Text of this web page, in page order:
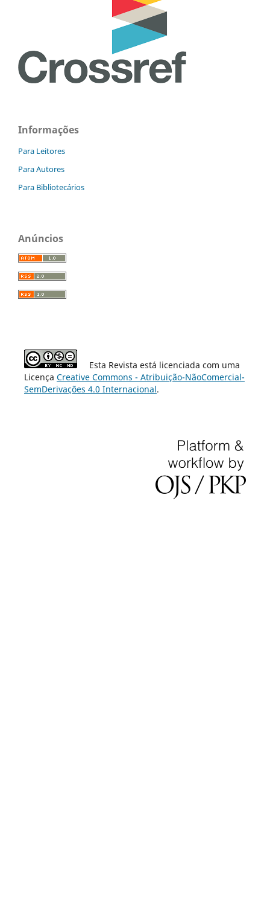
Informações
Para Leitores
Para Autores
Para Bibliotecários
Anúncios
Esta Revista está licenciada com uma
Licença Creative Commons - Atribuição-NãoComercial-
SemDerivações 4.0 Internacional.